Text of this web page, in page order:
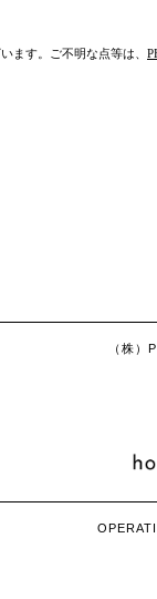
ます。ご不明な点等は、
（株